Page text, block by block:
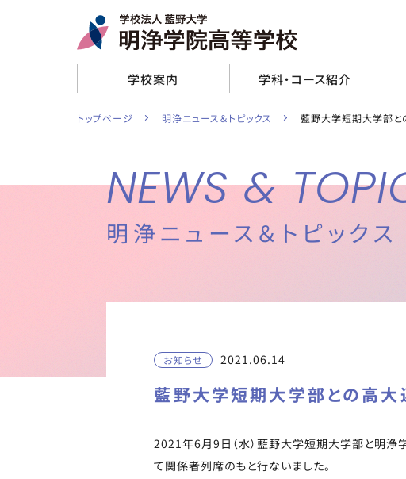
学校案内
取材をご希望の方
学科・コース紹介
看護メディカルコース
トップページ 明浄ニュース＆トピックス 藍野大学短期大学部
NEWS &
明浄ニュース＆トピックス
お知らせ 2021.06.14
藍野大学短期大学部との高
2021年6月9日（水）藍野大学短期大学部と明
て関係者列席のもと行ないました。